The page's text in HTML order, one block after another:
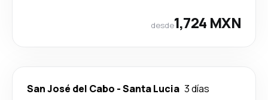
desde1,724 MXN
San José del Cabo -Santa Lucia 3 días